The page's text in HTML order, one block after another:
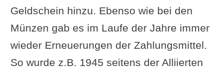
Geldschein hinzu. Ebenso wie bei den
Münzen gab es im Laufe der Jahre immer
wieder Erneuerungen der Zahlungsmittel.
So wurde z.B. 1945 seitens der Alliierten